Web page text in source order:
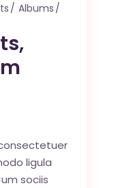
Albums
ligula
sociis